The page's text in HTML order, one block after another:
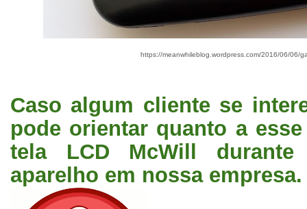
https://meanwhileblog.wordpress.com/2016/06/06/
Caso algum cliente se
pode orientar quanto a
tela LCD McWill
aparelho em nossa empresa.